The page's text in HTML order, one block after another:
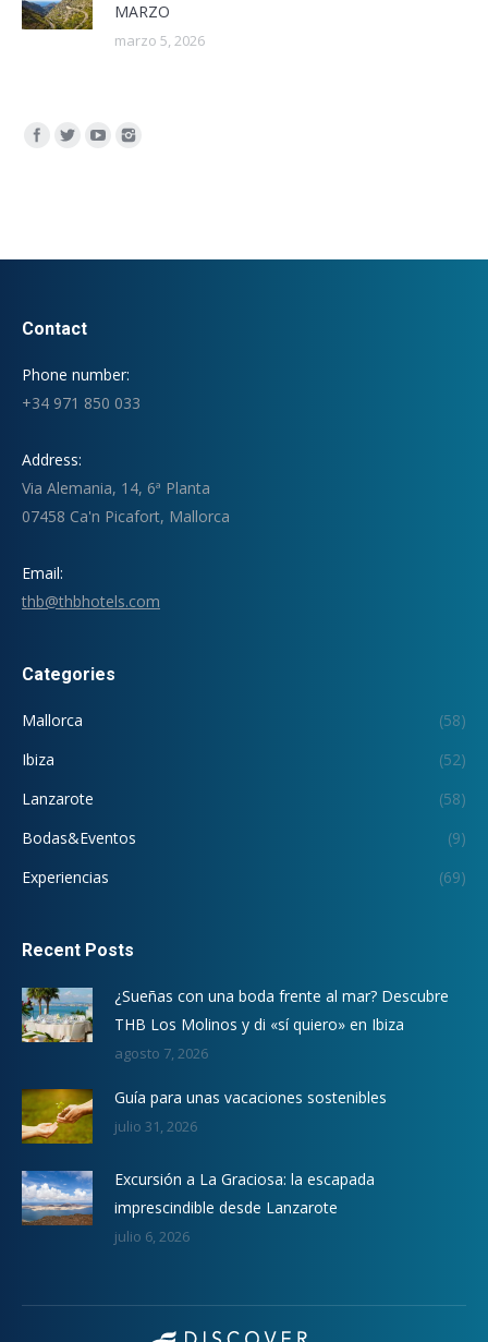
MARZO
marzo 5, 2026
Encuéntranos en:
Contact
Phone number:
+34 971 850 033
Address:
Via Alemania, 14, 6ª Planta
07458 Ca'n Picafort, Mallorca
Email:
thb@thbhotels.com
Categories
Mallorca
(58)
Ibiza
(52)
Lanzarote
(58)
Bodas&Eventos
(9)
Experiencias
(69)
Recent Posts
¿Sueñas con una boda frente al mar? Descubre
THB Los Molinos y di «sí quiero» en Ibiza
agosto 7, 2026
Guía para unas vacaciones sostenibles
julio 31, 2026
Excursión a La Graciosa: la escapada
imprescindible desde Lanzarote
julio 6, 2026